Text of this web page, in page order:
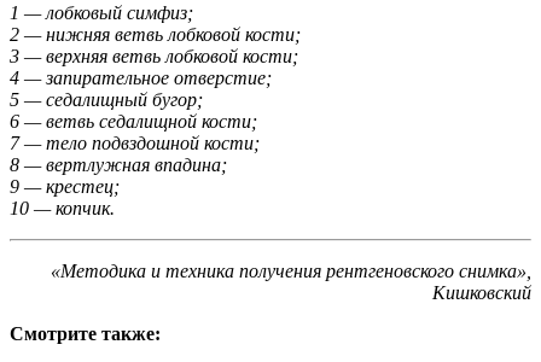
1 — лобковый симфиз;
2 — нижняя ветвь лобковой кости;
3 — верхняя ветвь лобковой кости;
4 — запирательное отверстие;
5 — седалищный бугор;
6 — ветвь седалищной кости;
7 — тело подвздошной кости;
8 — вертлужная впадина;
9 — крестец;
10 — копчик.
«Методика и техника получения рентгеновского снимка»,
Кишковский
Смотрите также: